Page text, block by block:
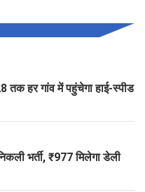
तक हर गांव में पहुंचेगा हाई-स्पीड
भर्ती, ₹977 मिलेगा डेली